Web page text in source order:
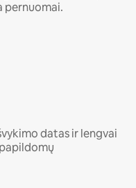
pernuomai.
datas ir lengvai